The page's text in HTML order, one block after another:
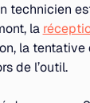
technicien
la
la tentative
de l’outil.